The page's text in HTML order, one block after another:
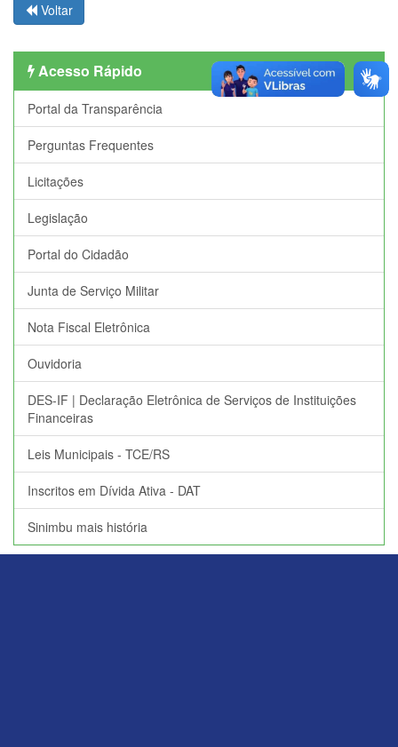
Voltar
Acesso Rápido
Portal da Transparência
Perguntas Frequentes
Licitações
Legislação
Portal do Cidadão
Junta de Serviço Militar
Nota Fiscal Eletrônica
Ouvidoria
DES-IF | Declaração Eletrônica de Serviços de Instituições
Financeiras
Leis Municipais - TCE/RS
Inscritos em Dívida Ativa - DAT
Sinimbu mais história